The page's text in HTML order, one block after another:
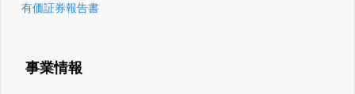
有価証券報告書
事業情報